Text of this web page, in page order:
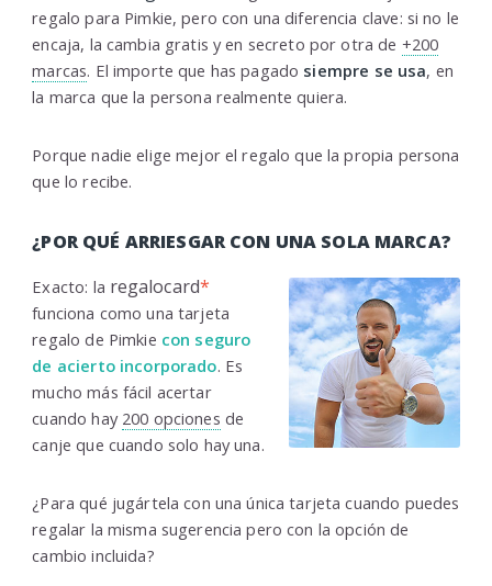
regalo para Pimkie, pero con una diferencia clave: si no le
encaja, la cambia gratis y en secreto por otra de +200
marcas. El importe que has pagado siempre se usa, en
la marca que la persona realmente quiera.
Porque nadie elige mejor el regalo que la propia persona
que lo recibe.
¿POR QUÉ ARRIESGAR CON UNA SOLA MARCA?
Exacto: la regalocard*
funciona como una tarjeta
regalo de Pimkie con seguro
de acierto incorporado. Es
mucho más fácil acertar
cuando hay 200 opciones de
canje que cuando solo hay una.
¿Para qué jugártela con una única tarjeta cuando puedes
regalar la misma sugerencia pero con la opción de
cambio incluida?